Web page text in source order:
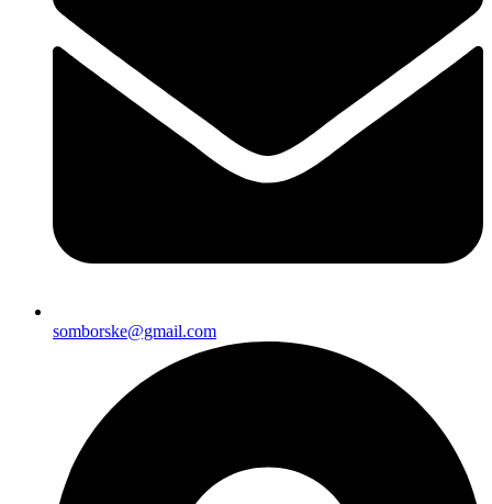
somborske@gmail.com